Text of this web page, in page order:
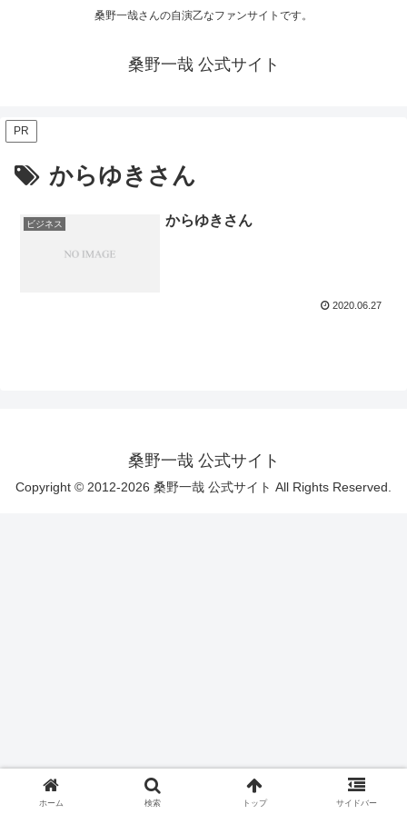
桑野一哉さんの自演乙なファンサイトです。
桑野一哉 公式サイト
PR
からゆきさん
ビジネス からゆきさん
2020.06.27
桑野一哉 公式サイト
Copyright © 2012-2026 桑野一哉 公式サイト All Rights Reserved.
ホーム 検索 トップ サイドバー